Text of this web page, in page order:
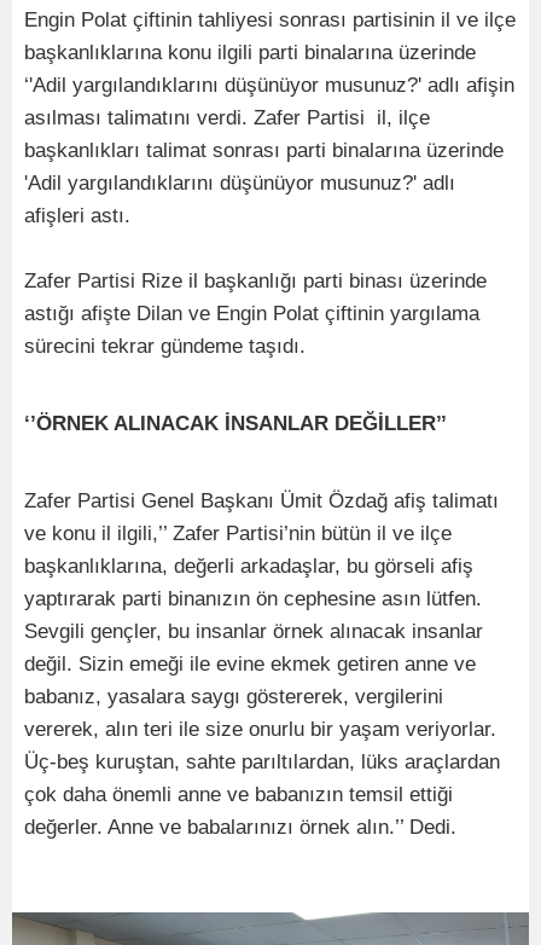
Engin Polat çiftinin tahliyesi sonrası partisinin il ve ilçe
başkanlıklarına konu ilgili parti binalarına üzerinde
‘'Adil yargılandıklarını düşünüyor musunuz?' adlı afişin
asılması talimatını verdi. Zafer Partisi il, ilçe
başkanlıkları talimat sonrası parti binalarına üzerinde
'Adil yargılandıklarını düşünüyor musunuz?' adlı
afişleri astı.
Zafer Partisi Rize il başkanlığı parti binası üzerinde
astığı afişte Dilan ve Engin Polat çiftinin yargılama
sürecini tekrar gündeme taşıdı.
‘’ÖRNEK ALINACAK İNSANLAR DEĞİLLER’’
Zafer Partisi Genel Başkanı Ümit Özdağ afiş talimatı
ve konu il ilgili,’’ Zafer Partisi’nin bütün il ve ilçe
başkanlıklarına, değerli arkadaşlar, bu görseli afiş
yaptırarak parti binanızın ön cephesine asın lütfen.
Sevgili gençler, bu insanlar örnek alınacak insanlar
değil. Sizin emeği ile evine ekmek getiren anne ve
babanız, yasalara saygı göstererek, vergilerini
vererek, alın teri ile size onurlu bir yaşam veriyorlar.
Üç-beş kuruştan, sahte parıltılardan, lüks araçlardan
çok daha önemli anne ve babanızın temsil ettiği
değerler. Anne ve babalarınızı örnek alın.’’ Dedi.